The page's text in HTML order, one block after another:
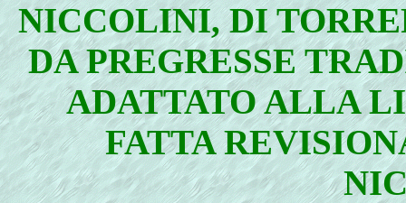
NICCOLINI, DI
DA PREGRESSE
ADATTATO ALLA
FATTA